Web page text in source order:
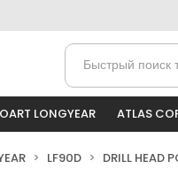
LONGYEAR ATLAS
LF90D DRILL HEAD